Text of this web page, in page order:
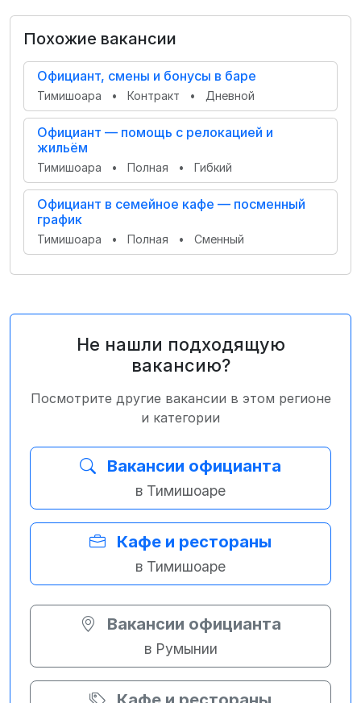
Похожие вакансии
Официант, смены и бонусы в баре
Тимишоара • Контракт • Дневной
Официант — помощь с релокацией и
жильём
Тимишоара • Полная • Гибкий
Официант в семейное кафе — посменный
график
Тимишоара • Полная • Сменный
Не нашли подходящую
вакансию?
Посмотрите другие вакансии в этом регионе
и категории
Вакансии официанта
в Тимишоаре
Кафе и рестораны
в Тимишоаре
Вакансии официанта
в Румынии